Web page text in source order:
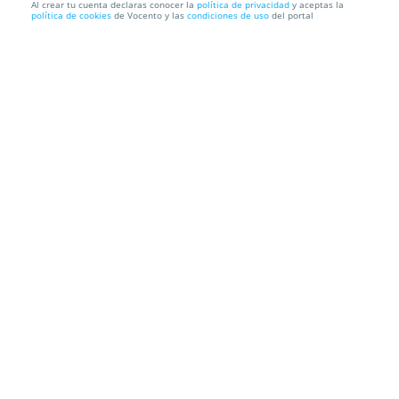
Cante de las Minas: Ballet Flamenco de Andalucía,
Al crear tu cuenta declaras conocer la política de privacidad y aceptas la
política de cookies de Vocento y las condiciones de uso del portal